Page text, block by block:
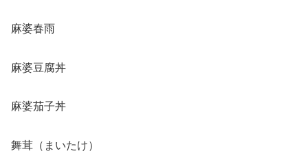
麻婆春雨
麻婆豆腐丼
麻婆茄子丼
舞茸（まいたけ）